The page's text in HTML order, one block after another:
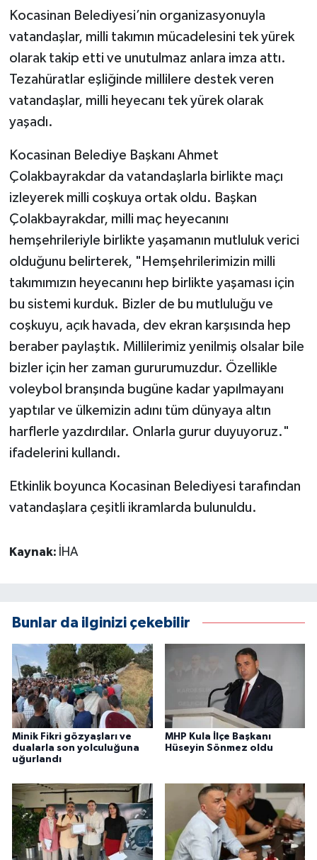
Kocasinan Belediyesi’nin organizasyonuyla
vatandaşlar, milli takımın mücadelesini tek yürek
olarak takip etti ve unutulmaz anlara imza attı.
Tezahüratlar eşliğinde millilere destek veren
vatandaşlar, milli heyecanı tek yürek olarak
yaşadı.
Kocasinan Belediye Başkanı Ahmet
Çolakbayrakdar da vatandaşlarla birlikte maçı
izleyerek milli coşkuya ortak oldu. Başkan
Çolakbayrakdar, milli maç heyecanını
hemşehrileriyle birlikte yaşamanın mutluluk verici
olduğunu belirterek, "Hemşehrilerimizin milli
takımımızın heyecanını hep birlikte yaşaması için
bu sistemi kurduk. Bizler de bu mutluluğu ve
coşkuyu, açık havada, dev ekran karşısında hep
beraber paylaştık. Millilerimiz yenilmiş olsalar bile
bizler için her zaman gururumuzdur. Özellikle
voleybol branşında bugüne kadar yapılmayanı
yaptılar ve ülkemizin adını tüm dünyaya altın
harflerle yazdırdılar. Onlarla gurur duyuyoruz."
ifadelerini kullandı.
Etkinlik boyunca Kocasinan Belediyesi tarafından
vatandaşlara çeşitli ikramlarda bulunuldu.
Kaynak: İHA
Bunlar da ilginizi çekebilir
Minik Fikri gözyaşları ve
dualarla son yolculuğuna
uğurlandı
MHP Kula İlçe Başkanı
Hüseyin Sönmez oldu